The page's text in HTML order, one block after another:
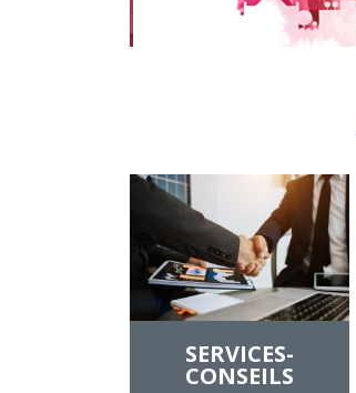
SERVICES-
CONSEILS